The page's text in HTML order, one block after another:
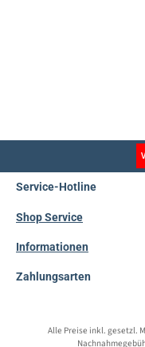
Service-Hotline
Shop Service
Informationen
Zahlungsarten
Alle Preise inkl. gesetzl.